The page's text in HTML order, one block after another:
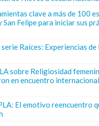
clave a más de 100
San Felipe para iniciar sus
Raíces: Experiencias de
sobre Religiosidad
en encuentro
El emotivo reencuentro